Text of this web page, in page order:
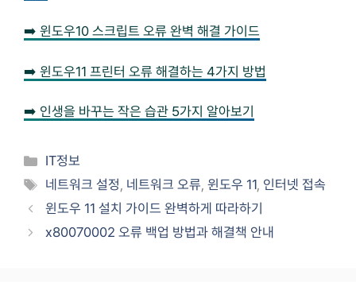
➡️ 윈도우10 스크립트 오류 완벽 해결 가이드
➡️ 윈도우11 프린터 오류 해결하는 4가지 방법
➡️ 인생을 바꾸는 작은 습관 5가지 알아보기
Categories
IT정보
Tags
네트워크 설정, 네트워크 오류,윈도우 11, 인터넷 접속
윈도우 11 설치 가이드 완벽하게 따라하기
x80070002 오류 백업 방법과 해결책 안내